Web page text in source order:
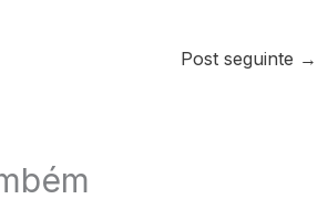
Post seguinte →